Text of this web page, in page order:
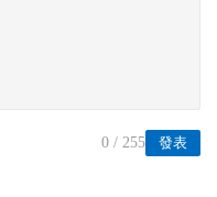
發表
0 / 255